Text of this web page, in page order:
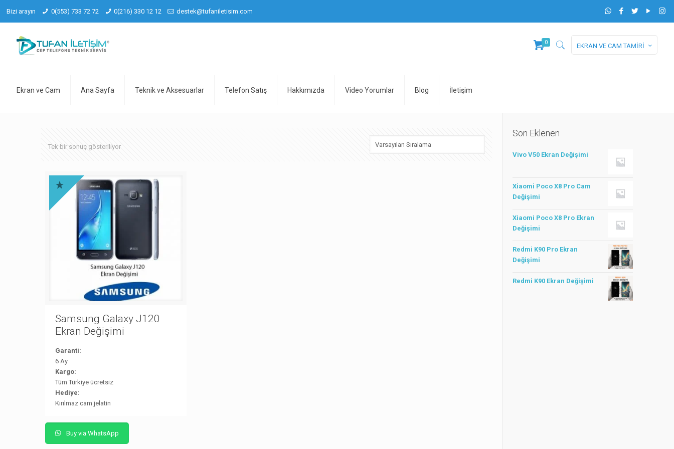
Bizi arayın 0(553) 733 72 72 0(216) 330 12 12 destek@tufaniletisim.com
Ekran ve Cam Ana Sayfa Teknik ve Aksesuarlar Telefon Satış Hakkımızda Video Yorumlar Blog İletişim
0 EKRAN VE CAM TAMİRİ
Tek bir sonuç gösteriliyor
Samsung Galaxy J120
Ekran Değişimi
Garanti:
6 Ay
Kargo:
Tüm Türkiye ücretsiz
Hediye:
Kırılmaz cam jelatin
Buy via WhatsApp
Son Eklenen
Vivo V50 Ekran Değişimi
Xiaomi Poco X8 Pro Cam
Değişimi
Xiaomi Poco X8 Pro Ekran
Değişimi
Redmi K90 Pro Ekran
Değişimi
Redmi K90 Ekran Değişimi